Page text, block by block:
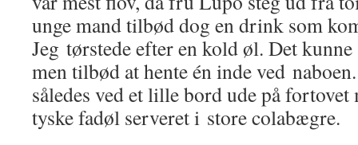
unge mand tilbød dog en drink som
Jeg tørstede efter en kold øl. Det
men tilbød at hente én inde ved
således ved et lille bord ude på
tyske fadøl serveret i store colabægre.